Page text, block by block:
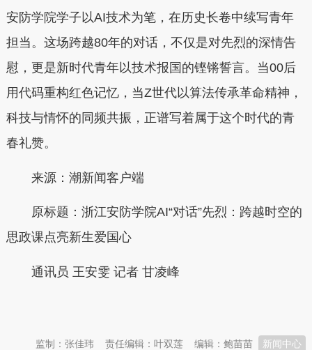
安防学院学子以AI技术为笔，在历史长卷中续写青年
担当。这场跨越80年的对话，不仅是对先烈的深情告
慰，更是新时代青年以技术报国的铿锵誓言。当00后
用代码重构红色记忆，当Z世代以算法传承革命精神，
科技与情怀的同频共振，正谱写着属于这个时代的青
春礼赞。
来源：潮新闻客户端
原标题：浙江安防学院AI“对话”先烈：跨越时空的
思政课点亮新生爱国心
通讯员 王安雯 记者 甘凌峰
新闻中心
编辑：鲍苗苗
责任编辑：叶双莲
监制：张佳玮